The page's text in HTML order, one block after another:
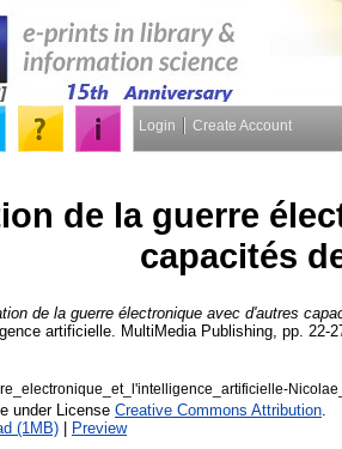
Login Create Account
de la guerre
capacités
de la guerre électronique avec d'autres
artificielle. MultiMedia Publishing, pp. 22-
under License Creative Commons Attribution
(1MB) | Preview